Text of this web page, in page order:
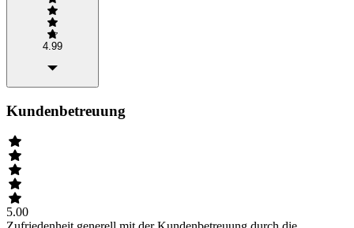
4.99
Kundenbetreuung
5.00